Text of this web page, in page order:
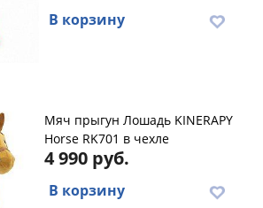
В корзину
Мяч прыгун Лошадь KINERAPY
Horse RK701 в чехле
4 990 руб.
В корзину